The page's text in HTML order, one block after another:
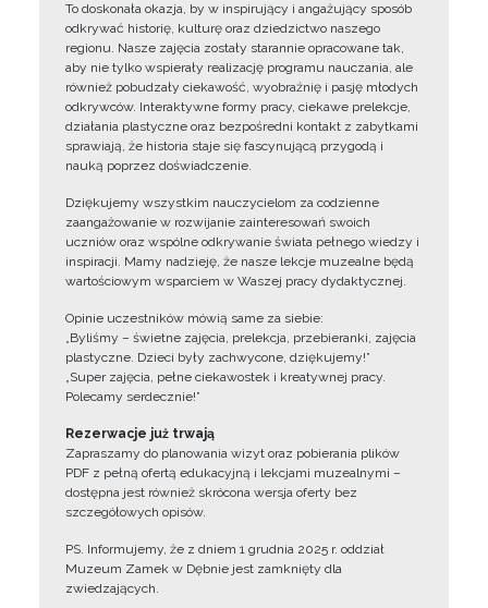
To doskonała okazja, by w inspirujący i angażujący sposób
odkrywać historię, kulturę oraz dziedzictwo naszego
regionu. Nasze zajęcia zostały starannie opracowane tak,
aby nie tylko wspierały realizację programu nauczania, ale
również pobudzały ciekawość, wyobraźnię i pasję młodych
odkrywców. Interaktywne formy pracy, ciekawe prelekcje,
działania plastyczne oraz bezpośredni kontakt z zabytkami
sprawiają, że historia staje się fascynującą przygodą i
nauką poprzez doświadczenie.
Dziękujemy wszystkim nauczycielom za codzienne
zaangażowanie w rozwijanie zainteresowań swoich
uczniów oraz wspólne odkrywanie świata pełnego wiedzy i
inspiracji. Mamy nadzieję, że nasze lekcje muzealne będą
wartościowym wsparciem w Waszej pracy dydaktycznej.
Opinie uczestników mówią same za siebie:
„Byliśmy – świetne zajęcia, prelekcja, przebieranki, zajęcia
plastyczne. Dzieci były zachwycone, dziękujemy!”
„Super zajęcia, pełne ciekawostek i kreatywnej pracy.
Polecamy serdecznie!”
Rezerwacje już trwają
Zapraszamy do planowania wizyt oraz pobierania plików
PDF z pełną ofertą edukacyjną i lekcjami muzealnymi –
dostępna jest również skrócona wersja oferty bez
szczegółowych opisów.
PS. Informujemy, że z dniem 1 grudnia 2025 r. oddział
Muzeum Zamek w Dębnie jest zamknięty dla
zwiedzających.